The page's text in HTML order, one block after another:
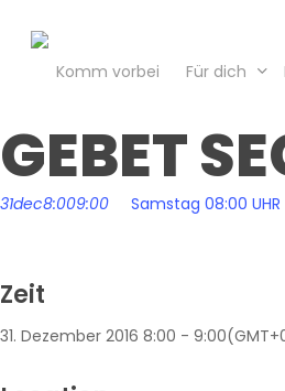
Komm vorbei Für dich
GEBET
31dec8:009:00 Samstag 08:00 UHR
Zeit
31. Dezember 2016 8:00 - 9:00